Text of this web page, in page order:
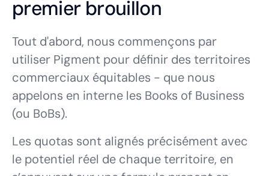
premier brouillon
Tout d'abord, nous commençons par
utiliser Pigment pour définir des territoires
commerciaux équitables - que nous
appelons en interne les Books of Business
(ou BoBs).
Les quotas sont alignés précisément avec
le potentiel réel de chaque territoire, en